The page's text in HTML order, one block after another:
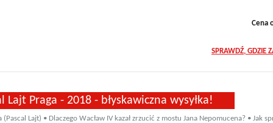
Cena
SPRAWDŹ, GDZIE
Lajt Praga - 2018 - błyskawiczna wysyłka!
(Pascal Lajt) • Dlaczego Wacław IV kazał zrzucić z mostu Jana Nepomucena? • Jak